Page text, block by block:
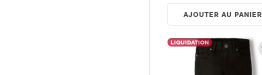
AJOUTER AU PANIER
LIQUIDATION